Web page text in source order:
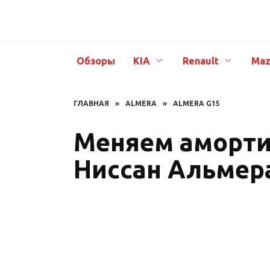
Обзоры KIA Renault
ГЛАВНАЯ » ALMERA » ALMERA G15
Меняем
Ниссан